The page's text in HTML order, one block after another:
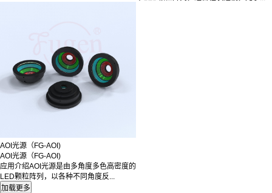
AOI光源（FG-AOI)
AOI光源（FG-AOI)
应用介绍AOI光源是由多角度多色高密度的
LED颗粒阵列，以各种不同角度反...